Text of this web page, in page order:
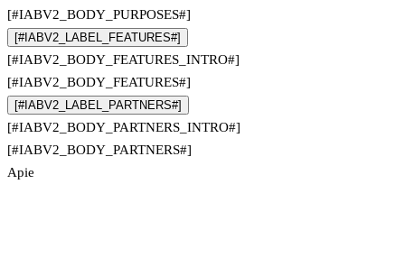
[#IABV2_BODY_PURPOSES#]
[#IABV2_LABEL_FEATURES#]
[#IABV2_BODY_FEATURES_INTRO#]
[#IABV2_BODY_FEATURES#]
[#IABV2_LABEL_PARTNERS#]
[#IABV2_BODY_PARTNERS_INTRO#]
[#IABV2_BODY_PARTNERS#]
Apie